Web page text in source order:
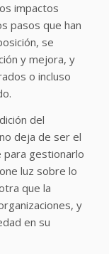
impactos
pasos que han
se
y mejora, y
o incluso
del
deja de ser el
para gestionarlo
luz sobre lo
que la
y
en su